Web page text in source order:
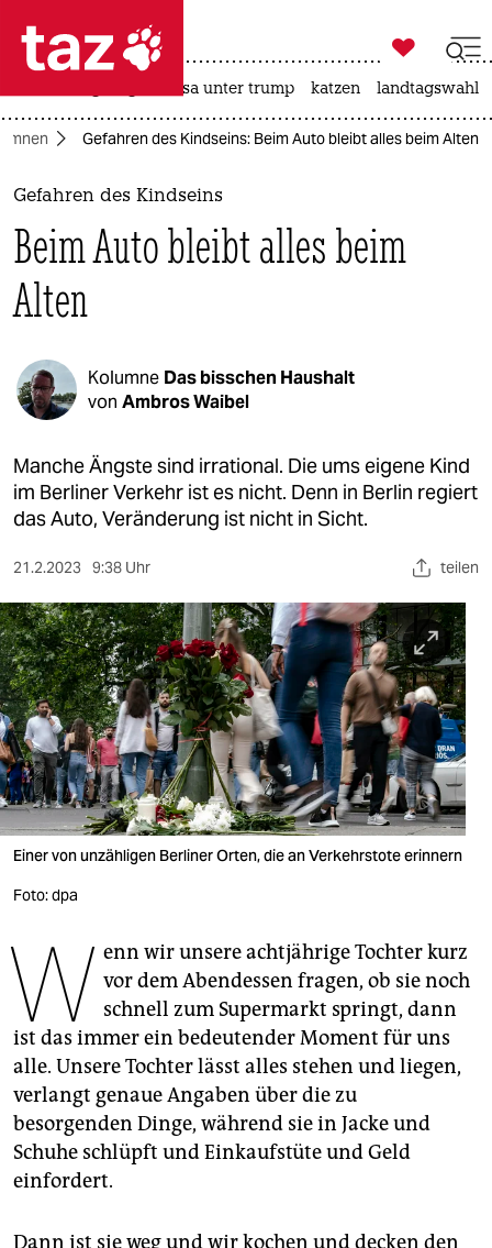
 taz zahl ich
taz zahl ich
themen
politik
öko
kultur
berlin
verlag
verlag
veranstaltungen
shop
fragen & hilfe
unterstützen
abo
genossenschaft
epaper login

taz zahl ich
usa unter trump katzen landtagswahl
Gefahren des Kindseins: Beim Auto bleibt alles beim Alten
Gefahren des Kindseins
Beim Auto bleibt alles beim
Alten
Kolumne Das bisschen Haushalt
von Ambros Waibel
Manche Ängste sind irrational. Die ums eigene Kind
im Berliner Verkehr ist es nicht. Denn in Berlin regiert
das Auto, Veränderung ist nicht in Sicht.
21.2.2023 9:38 Uhr teilen
Einer von unzähligen Berliner Orten, die an Verkehrstote erinnern
Foto: dpa
W enn wir unsere achtjährige Tochter kurz
vor dem Abendessen fragen, ob sie noch
schnell zum Supermarkt springt, dann
ist das immer ein bedeutender Moment für uns
alle. Unsere Tochter lässt alles stehen und liegen,
verlangt genaue Angaben über die zu
besorgenden Dinge, während sie in Jacke und
Schuhe schlüpft und Einkaufstüte und Geld
einfordert.
Dann ist sie weg und wir kochen und decken den